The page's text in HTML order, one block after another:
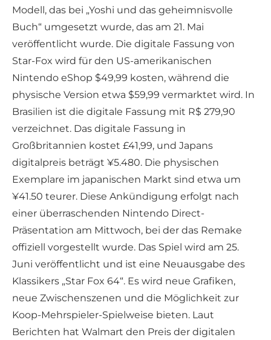
Modell, das bei „Yoshi und das geheimnisvolle
Buch“ umgesetzt wurde, das am 21. Mai
veröffentlicht wurde. Die digitale Fassung von
Star-Fox wird für den US-amerikanischen
Nintendo eShop $49,99 kosten, während die
physische Version etwa $59,99 vermarktet wird. In
Brasilien ist die digitale Fassung mit R$ 279,90
verzeichnet. Das digitale Fassung in
Großbritannien kostet £41,99, und Japans
digitalpreis beträgt ¥5.480. Die physischen
Exemplare im japanischen Markt sind etwa um
¥41.50 teurer. Diese Ankündigung erfolgt nach
einer überraschenden Nintendo Direct-
Präsentation am Mittwoch, bei der das Remake
offiziell vorgestellt wurde. Das Spiel wird am 25.
Juni veröffentlicht und ist eine Neuausgabe des
Klassikers „Star Fox 64“. Es wird neue Grafiken,
neue Zwischenszenen und die Möglichkeit zur
Koop-Mehrspieler-Spielweise bieten. Laut
Berichten hat Walmart den Preis der digitalen